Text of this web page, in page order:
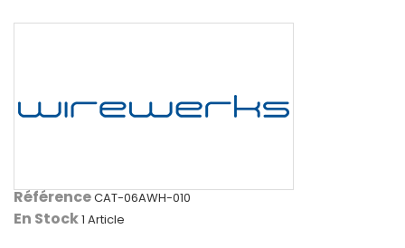
RéférenceCAT-06AWH-010
En Stock1 Article